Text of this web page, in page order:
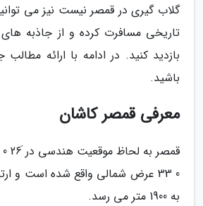
گلاب گیری در قمصر نیست نیز می
تاریخی مسافرت کرده و از جاذبه
بازدید کنید. در ادامه با ارائه
باشید.
معرفی قمصر کاشان
0 33 عرض شمالی واقع شده است و
به 1900 متر می رسد.